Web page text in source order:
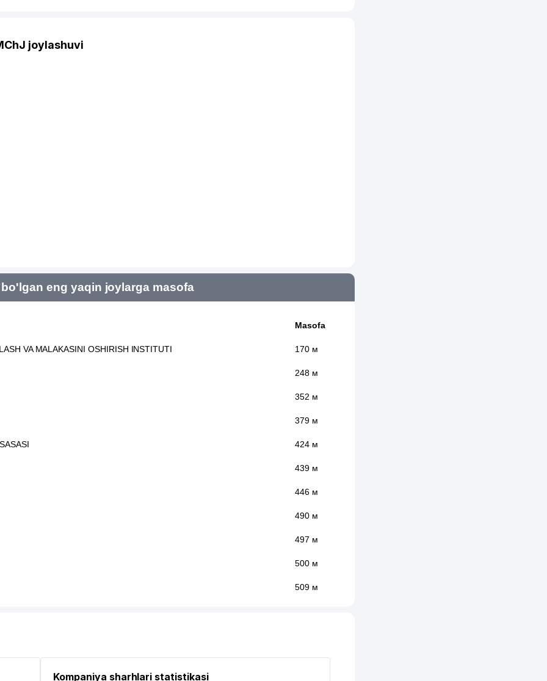
joylashuvi
eng yaqin joylarga masofa
Masofa
VA MALAKASINI OSHIRISH INSTITUTI 170 м
248 м
352 м
379 м
424 м
439 м
446 м
490 м
497 м
500 м
509 м
FILIALI 557 м
Kompaniya sharhlari statistikasi